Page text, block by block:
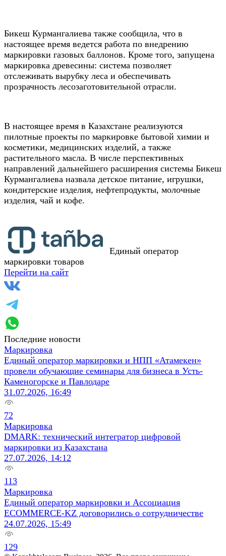
Бикеш Курмангалиева также сообщила, что в
настоящее время ведется работа по внедрению
маркировки газовых баллонов. Кроме того, запущена
маркировка древесины: система позволяет
отслеживать вырубку леса и обеспечивать
прозрачность лесозаготовительной отрасли.
В настоящее время в Казахстане реализуются
пилотные проекты по маркировке бытовой химии и
косметики, медицинских изделий, а также
растительного масла. В числе перспективных
направлений дальнейшего расширения системы Бикеш
Курмангалиева назвала детское питание, игрушки,
кондитерские изделия, нефтепродукты, молочные
изделия, чай и кофе.
Единый оператор
маркировки товаров
Перейти на сайт
Последние новости
Маркировка
Единый оператор маркировки и НПП «Атамекен»
провели обучающие семинары для бизнеса в Усть-
Каменогорске и Павлодаре
31.07.2026, 16:49
72
Маркировка
DMARK: технический интегратор цифровой
маркировки из Казахстана
27.07.2026, 14:12
113
Маркировка
Единый оператор маркировки и Ассоциация
ECOMMERCE-KZ договорились о сотрудничестве
24.07.2026, 15:49
129